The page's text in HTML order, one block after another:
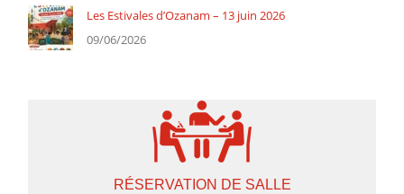
Les Estivales d’Ozanam – 13 juin 2026
09/06/2026
RÉSERVATION DE SALLE